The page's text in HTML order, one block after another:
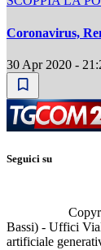
Coronavirus,
30 Apr 2020 -
Seguici su
Bassi) - Uffici
artificiale